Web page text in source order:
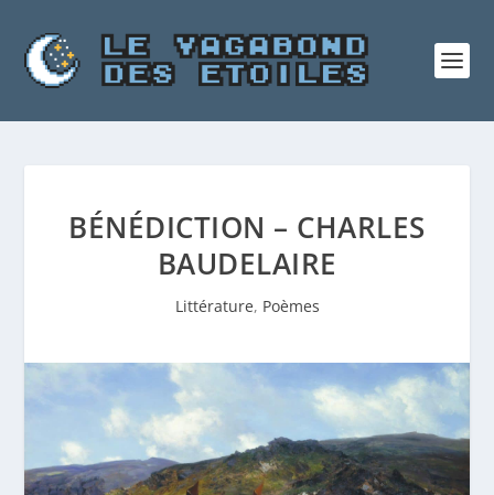
BÉNÉDICTION – CHARLES
BAUDELAIRE
Littérature, Poèmes